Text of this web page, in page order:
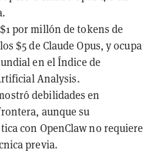
por millón de tokens de
$5 de Claude Opus, y ocupa
en el Índice de
Analysis.
debilidades en
aunque su
con OpenClaw no requiere
previa.